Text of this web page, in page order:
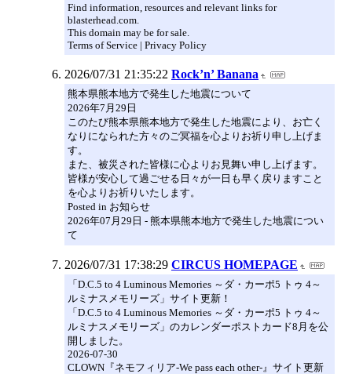
Find information, resources and relevant links for
blasterhead.com.
This domain may be for sale.
Terms of Service | Privacy Policy
2026/07/31 21:35:22 Rock’n’ Banana
熊本県熊本地方で発生した地震について
2026年7月29日
このたび熊本県熊本地方で発生した地震により、お亡く
なりになられた方々のご冥福を心よりお祈り申し上げま
す。
また、被災された皆様に心よりお見舞い申し上げます。
皆様が安心して過ごせる日々が一日も早く戻りますこと
を心よりお祈りいたします。
Posted in お知らせ
2026年07月29日 - 熊本県熊本地方で発生した地震につい
て
2026/07/31 17:38:29 CIRCUS HOMEPAGE
「D.C.5 to 4 Luminous Memories ～ダ・カーポ5 トゥ 4～
ルミナスメモリーズ」サイト更新！
「D.C.5 to 4 Luminous Memories ～ダ・カーポ5 トゥ 4～
ルミナスメモリーズ」のカレンダーポストカード8月を公
開しました。
2026-07-30
CLOWN『ネモフィリア-We pass each other-』サイト更新